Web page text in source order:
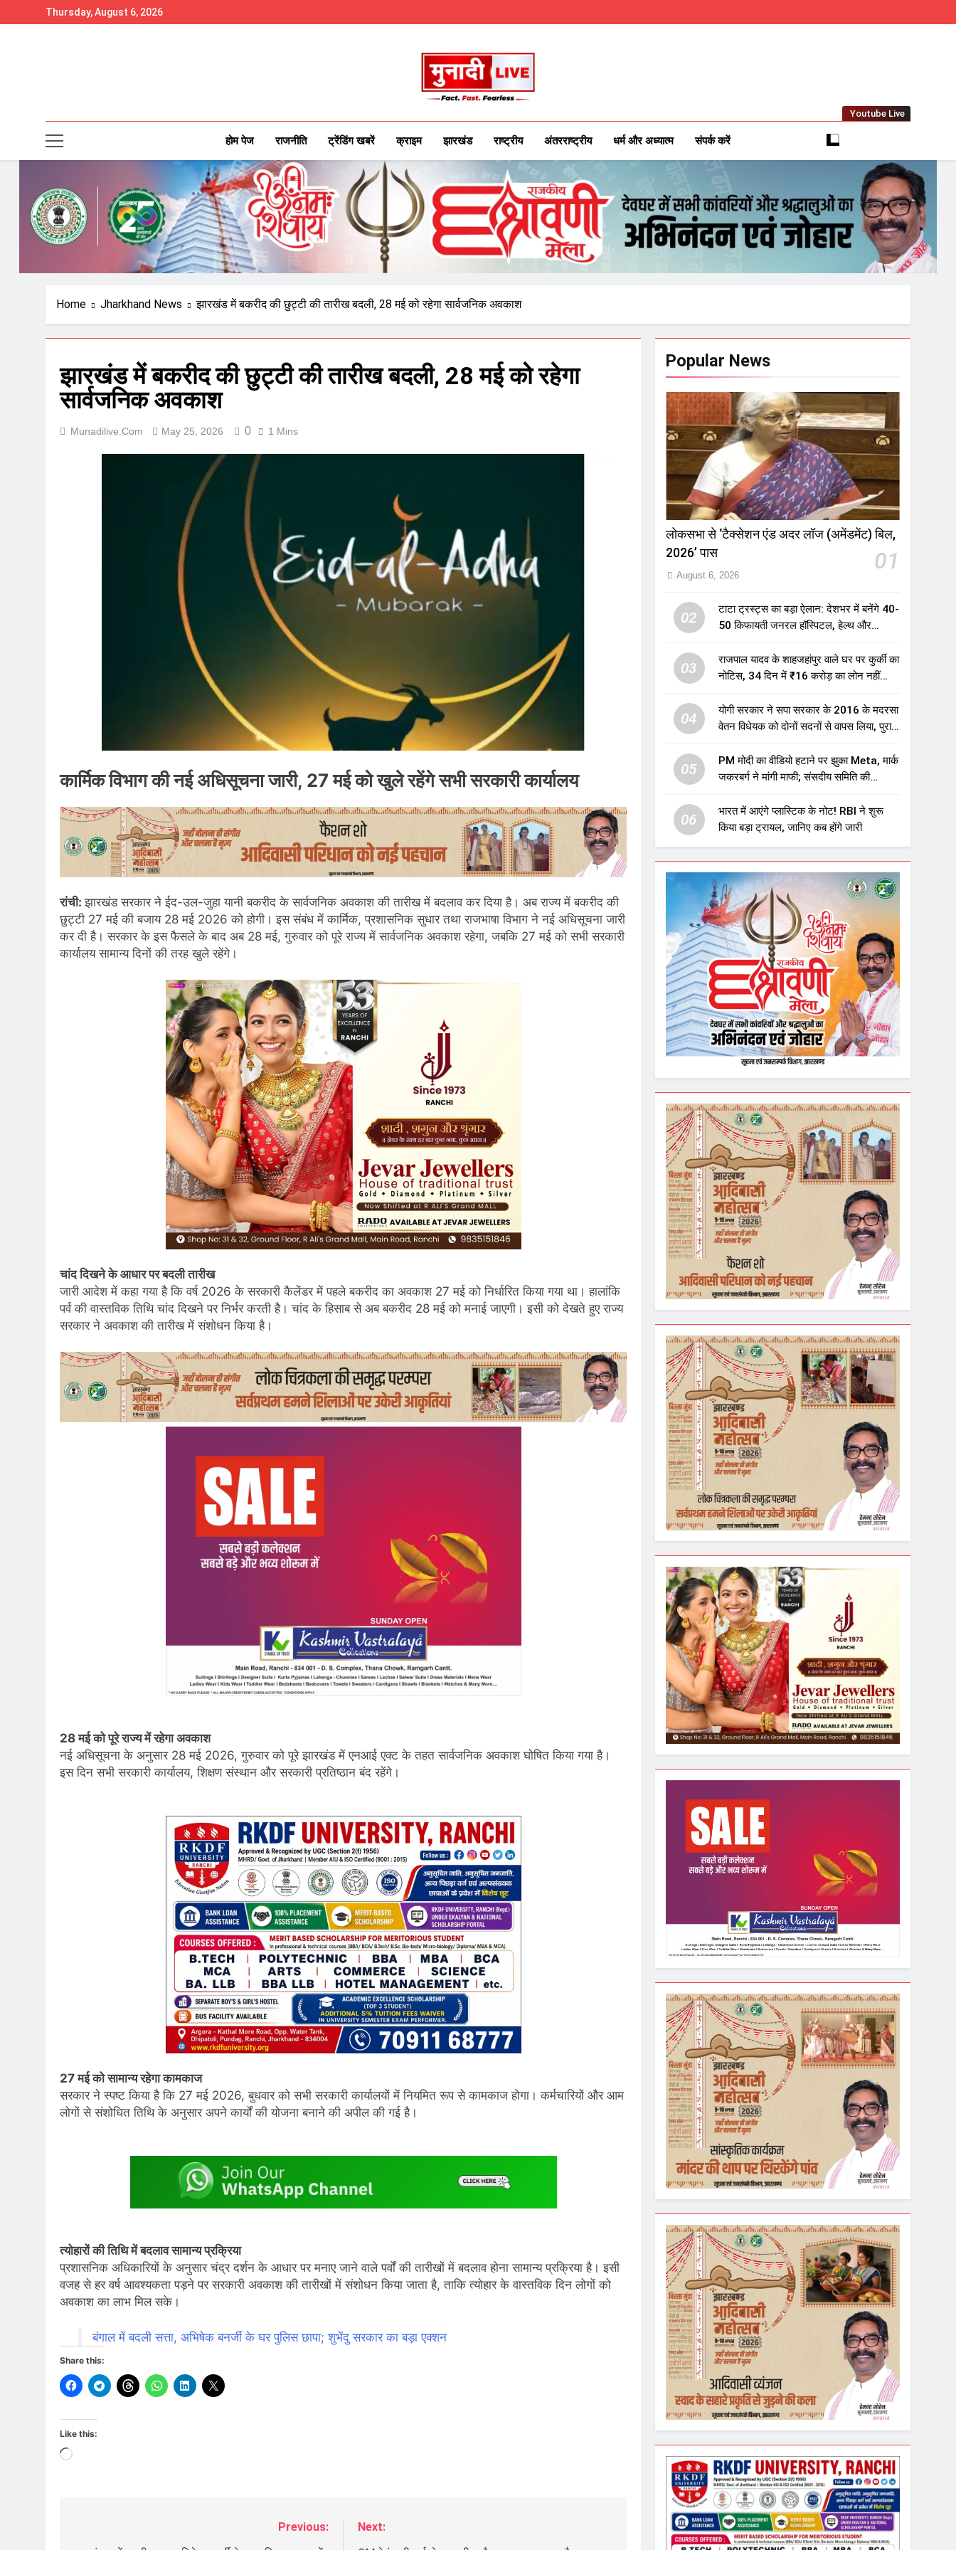
to
Thursday, August 6, 2026
Munadilive.com
Munadi Live – Jharkhand's Leading Local News Network
Youtube Live
होम पेज राजनीति ट्रेंडिंग खबरें क्राइम झारखंड राष्ट्रीय अंतरराष्ट्रीय धर्म और अध्यात्म संपर्क करें
Home Jharkhand News झारखंड में बकरीद की छुट्टी की तारीख बदली, 28 मई को रहेगा सार्वजनिक अवकाश
झारखंड में बकरीद की छुट्टी की तारीख बदली, 28 मई को रहेगा
सार्वजनिक अवकाश
Munadilive.com May 25, 2026 0 1 Mins
कार्मिक विभाग की नई अधिसूचना जारी, 27 मई को खुले रहेंगे सभी सरकारी कार्यालय
रांची:झारखंड सरकार ने ईद-उल-जुहा यानी बकरीद के सार्वजनिक अवकाश की तारीख में बदलाव कर दिया है। अब राज्य में बकरीद की
छुट्टी 27 मई की बजाय 28 मई 2026 को होगी। इस संबंध में कार्मिक, प्रशासनिक सुधार तथा राजभाषा विभाग ने नई अधिसूचना जारी
कर दी है। सरकार के इस फैसले के बाद अब 28 मई, गुरुवार को पूरे राज्य में सार्वजनिक अवकाश रहेगा, जबकि 27 मई को सभी सरकारी
कार्यालय सामान्य दिनों की तरह खुले रहेंगे।
चांद दिखने के आधार पर बदली तारीख
जारी आदेश में कहा गया है कि वर्ष 2026 के सरकारी कैलेंडर में पहले बकरीद का अवकाश 27 मई को निर्धारित किया गया था। हालांकि
पर्व की वास्तविक तिथि चांद दिखने पर निर्भर करती है। चांद के हिसाब से अब बकरीद 28 मई को मनाई जाएगी। इसी को देखते हुए राज्य
सरकार ने अवकाश की तारीख में संशोधन किया है।
28 मई को पूरे राज्य में रहेगा अवकाश
नई अधिसूचना के अनुसार 28 मई 2026, गुरुवार को पूरे झारखंड में एनआई एक्ट के तहत सार्वजनिक अवकाश घोषित किया गया है।
इस दिन सभी सरकारी कार्यालय, शिक्षण संस्थान और सरकारी प्रतिष्ठान बंद रहेंगे।
27 मई को सामान्य रहेगा कामकाज
सरकार ने स्पष्ट किया है कि 27 मई 2026, बुधवार को सभी सरकारी कार्यालयों में नियमित रूप से कामकाज होगा। कर्मचारियों और आम
लोगों से संशोधित तिथि के अनुसार अपने कार्यों की योजना बनाने की अपील की गई है।
त्योहारों की तिथि में बदलाव सामान्य प्रक्रिया
प्रशासनिक अधिकारियों के अनुसार चंद्र दर्शन के आधार पर मनाए जाने वाले पर्वों की तारीखों में बदलाव होना सामान्य प्रक्रिया है। इसी
वजह से हर वर्ष आवश्यकता पड़ने पर सरकारी अवकाश की तारीखों में संशोधन किया जाता है, ताकि त्योहार के वास्तविक दिन लोगों को
अवकाश का लाभ मिल सके।
बंगाल में बदली सत्ता, अभिषेक बनर्जी के घर पुलिस छापा; शुभेंदु सरकार का बड़ा एक्शन
Share this:
Like this:
Loading…
Previous:
Next:
Popular News
लोकसभा से ‘टैक्सेशन एंड अदर लॉज (अमेंडमेंट) बिल,
2026’ पास
01
August 6, 2026
02
टाटा ट्रस्ट्स का बड़ा ऐलान: देशभर में बनेंगे 40-
50 किफायती जनरल हॉस्पिटल, हेल्थ और
03
राजपाल यादव के शाहजहांपुर वाले घर पर कुर्की का
नोटिस, 34 दिन में ₹16 करोड़ का लोन नहीं
04
योगी सरकार ने सपा सरकार के 2016 के मदरसा
वेतन विधेयक को दोनों सदनों से वापस लिया, पुराने
उठाए सवाल
05
PM मोदी का वीडियो हटाने पर झुका Meta, मार्क
जकरबर्ग ने मांगी माफी; संसदीय समिति की
06
भारत में आएंगे प्लास्टिक के नोट! RBI ने शुरू
किया बड़ा ट्रायल, जानिए कब होंगे जारी